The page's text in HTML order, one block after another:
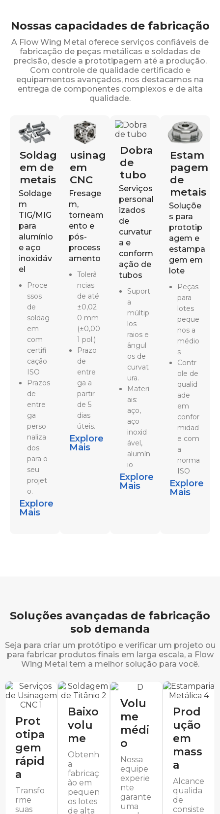
Nossas capacidades de fabricação
A Flow Wing Metal oferece serviços confiáveis de
fabricação de peças metálicas e soldadas de
precisão, desde a prototipagem até a produção.
Com controle de qualidade certificado e
equipamentos avançados, nos destacamos na
entrega de componentes complexos e de alta
qualidade.
Soldag
em de
metais
Soldage
m
TIG/MIG
para
alumínio
e aço
inoxidáv
el
Proce
ssos
de
soldag
em
com
certifi
cação
ISO
Prazos
de
entre
ga
perso
naliza
dos
para o
seu
projet
o.
Explore
Mais
usinag
em
CNC
Fresage
m,
torneam
ento e
pós-
process
amento
Tolerâ
ncias
de até
±0,02
0 mm
(±0,00
1 pol.)
Prazo
de
entre
ga a
partir
de 5
dias
úteis.
Explore
Mais
Dobra
de
tubo
Serviços
personal
izados
de
curvatur
a e
conform
ação de
tubos
Suport
a
múltip
los
raios e
ângul
os de
curvat
ura.
Materi
ais:
aço,
aço
inoxid
ável,
alumín
io
Explore
Mais
Estam
pagem
de
metais
Soluçõe
s para
prototip
agem e
estampa
gem em
lote
Peças
para
lotes
peque
nos a
médio
s
Contr
ole de
qualid
ade
em
confor
midad
e com
a
norma
ISO
Explore
Mais
Soluções avançadas de fabricação
sob demanda
Seja para criar um protótipo e verificar um projeto ou
para fabricar produtos finais em larga escala, a Flow
Wing Metal tem a melhor solução para você.
Prot
otipa
gem
rápid
a
Transfo
rme
suas
Baixo
volu
me
Obtenh
a
fabricaç
ão em
pequen
os lotes
de alta
Volu
me
médi
o
Nossa
equipe
experie
nte
garante
uma
Prod
ução
em
mass
a
Alcance
qualida
de
consiste